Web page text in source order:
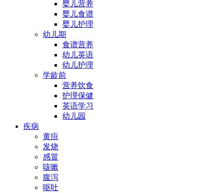
婴儿营养
婴儿食谱
婴儿护理
幼儿期
食谱营养
幼儿英语
幼儿护理
学龄前
营养饮食
护理保健
英语学习
幼儿园
疾病
黄疸
发烧
感冒
咳嗽
腹泻
呕吐